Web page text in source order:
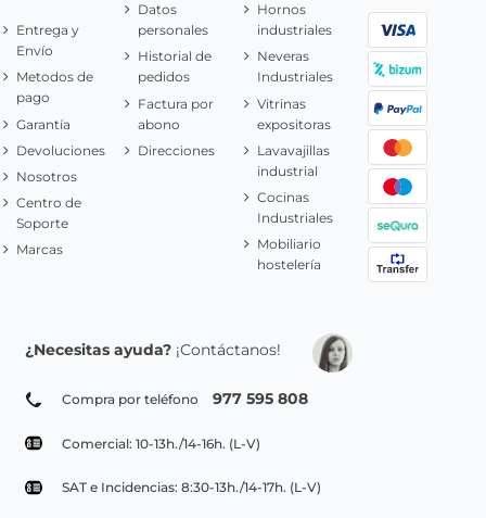
Entrega y
Envío
Metodos de
pago
Garantía
Devoluciones
Nosotros
Centro de
Soporte
Marcas
Datos
personales
Historial de
pedidos
Factura por
abono
Direcciones
Hornos
industriales
Neveras
Industriales
Vitrinas
expositoras
Lavavajillas
industrial
Cocinas
Industriales
Mobiliario
hostelería
¿Necesitas ayuda? ¡Contáctanos!
Compra por teléfono 977 595 808
Comercial: 10-13h./14-16h. (L-V)
SAT e Incidencias: 8:30-13h./14-17h. (L-V)